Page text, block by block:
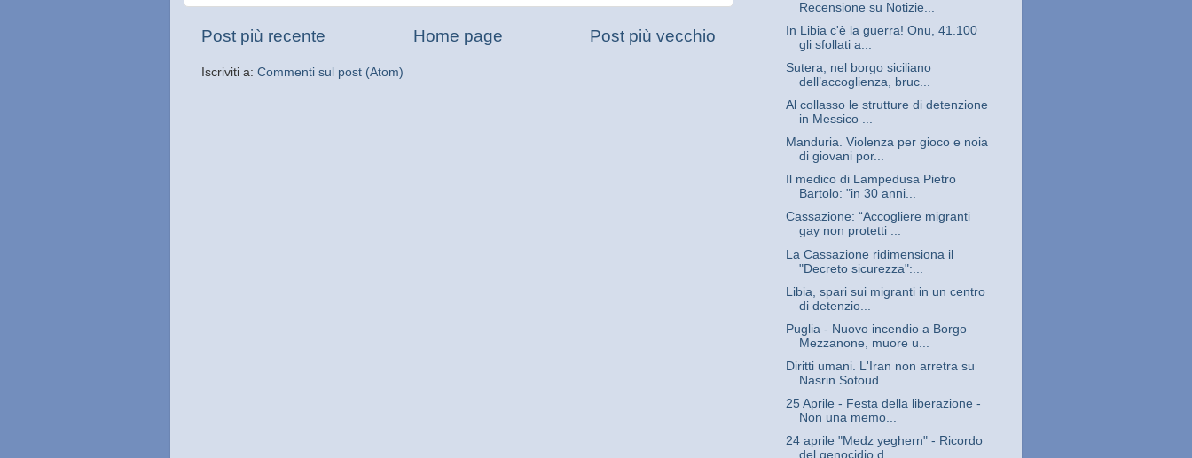
Post più recente Post più vecchio
Home page
Iscriviti a: Commenti sul post (Atom)
Recensione su Notizie...
In Libia c'è la guerra! Onu, 41.100
gli sfollati a...
Sutera, nel borgo siciliano
dell’accoglienza, bruc...
Al collasso le strutture di detenzione
in Messico ...
Manduria. Violenza per gioco e noia
di giovani por...
Il medico di Lampedusa Pietro
Bartolo: "in 30 anni...
Cassazione: “Accogliere migranti
gay non protetti ...
La Cassazione ridimensiona il
"Decreto sicurezza":...
Libia, spari sui migranti in un centro
di detenzio...
Puglia - Nuovo incendio a Borgo
Mezzanone, muore u...
Diritti umani. L'Iran non arretra su
Nasrin Sotoud...
25 Aprile - Festa della liberazione -
Non una memo...
24 aprile "Medz yeghern" - Ricordo
del genocidio d...